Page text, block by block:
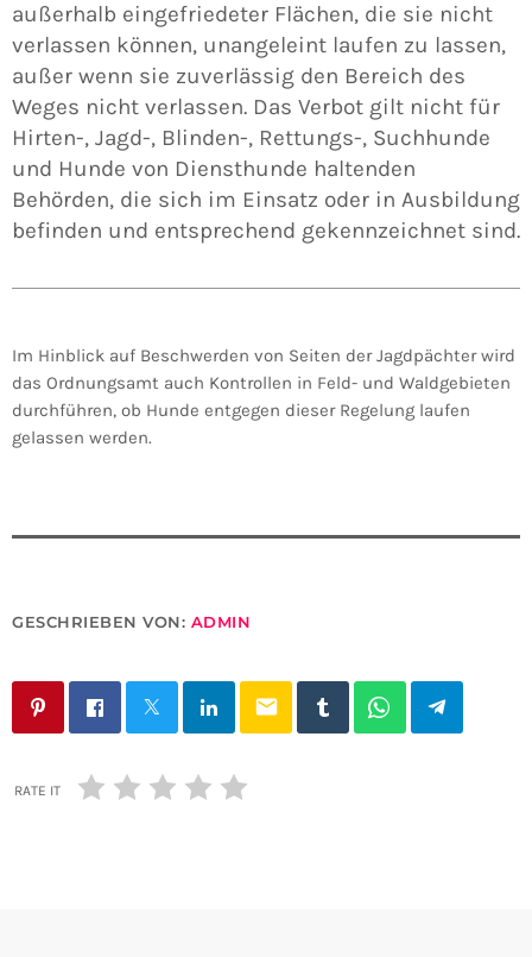
außerhalb eingefriedeter Flächen, die sie nicht
verlassen können, unangeleint laufen zu lassen,
außer wenn sie zuverlässig den Bereich des
Weges nicht verlassen. Das Verbot gilt nicht für
Hirten-, Jagd-, Blinden-, Rettungs-, Suchhunde
und Hunde von Diensthunde haltenden
Behörden, die sich im Einsatz oder in Ausbildung
befinden und entsprechend gekennzeichnet sind.
Im Hinblick auf Beschwerden von Seiten der Jagdpächter wird
das Ordnungsamt auch Kontrollen in Feld- und Waldgebieten
durchführen, ob Hunde entgegen dieser Regelung laufen
gelassen werden.
GESCHRIEBEN VON: ADMIN
email
RATE IT